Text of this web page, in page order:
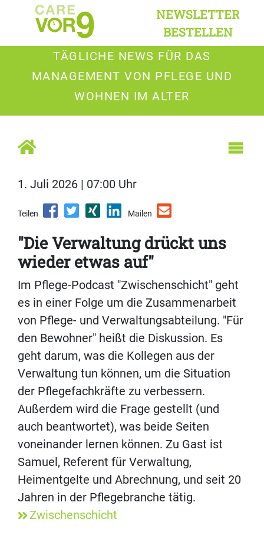
NEWSLETTER
BESTELLEN
TÄGLICHE NEWS FÜR DAS
MANAGEMENT VON PFLEGE UND
WOHNEN IM ALTER
1. Juli 2026 | 07:00 Uhr
Teilen Mailen
"Die Verwaltung drückt uns
wieder etwas auf"
Im Pflege-Podcast "Zwischenschicht" geht
es in einer Folge um die Zusammenarbeit
von Pflege- und Verwaltungsabteilung. "Für
den Bewohner" heißt die Diskussion. Es
geht darum, was die Kollegen aus der
Verwaltung tun können, um die Situation
der Pflegefachkräfte zu verbessern.
Außerdem wird die Frage gestellt (und
auch beantwortet), was beide Seiten
voneinander lernen können. Zu Gast ist
Samuel, Referent für Verwaltung,
Heimentgelte und Abrechnung, und seit 20
Jahren in der Pflegebranche tätig.
Zwischenschicht